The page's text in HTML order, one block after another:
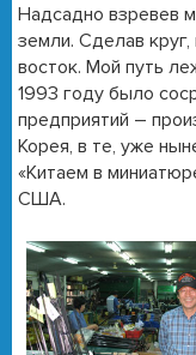
Надсадно взревев
земли. Сделав
восток. Мой путь
1993 году было
предприятий –
Корея, в те, уже
«Китаем в
США.